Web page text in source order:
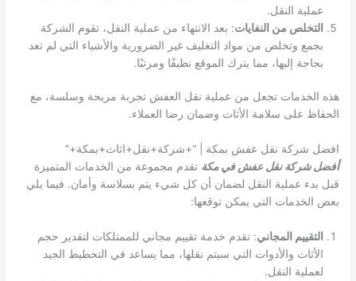
عملية النقل.
التخلص من النفايات: بعد الانتهاء من عملية النقل، تقوم الشركة
بجمع وتخلص من مواد التغليف غير الضرورية والأشياء التي لم تعد
بحاجة إليها، مما يترك الموقع نظيفًا ومرتبًا.
هذه الخدمات تجعل من عملية نقل العفش تجربة مريحة وسلسة، مع
الحفاظ على سلامة الأثاث وضمان رضا العملاء.
افضل شركة نقل عفش بمكة | “+شركة+نقل+اثاث+بمكة+”
أفضل شركة نقل عفش في مكة تقدم مجموعة من الخدمات المتميزة
قبل بدء عملية النقل لضمان أن كل شيء يتم بسلاسة وأمان. فيما يلي
بعض الخدمات التي يمكن توقعها:
التقييم المجاني: تقدم خدمة تقييم مجاني للممتلكات لتقدير حجم
الأثاث والأدوات التي سيتم نقلها، مما يساعد في التخطيط الجيد
لعملية النقل.